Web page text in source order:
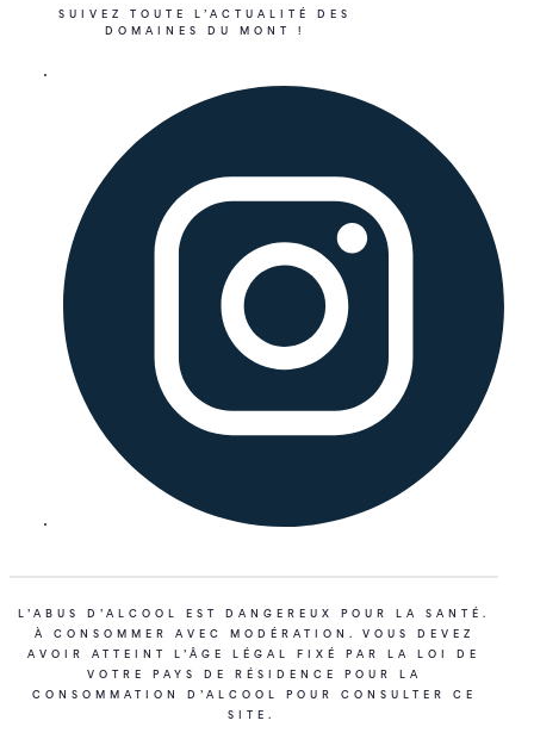
SUIVEZ TOUTE L’ACTUALITÉ DES
DOMAINES DU MONT !
L’ABUS D’ALCOOL EST DANGEREUX POUR LA SANTÉ.
À CONSOMMER AVEC MODÉRATION. VOUS DEVEZ
AVOIR ATTEINT L’ÂGE LÉGAL FIXÉ PAR LA LOI DE
VOTRE PAYS DE RÉSIDENCE POUR LA
CONSOMMATION D’ALCOOL POUR CONSULTER CE
SITE.